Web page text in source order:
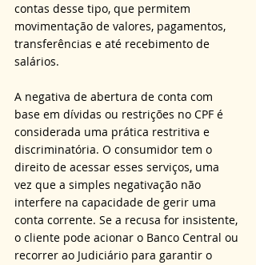
contas desse tipo, que permitem
movimentação de valores, pagamentos,
transferências e até recebimento de
salários.
A negativa de abertura de conta com
base em dívidas ou restrições no CPF é
considerada uma prática restritiva e
discriminatória. O consumidor tem o
direito de acessar esses serviços, uma
vez que a simples negativação não
interfere na capacidade de gerir uma
conta corrente. Se a recusa for insistente,
o cliente pode acionar o Banco Central ou
recorrer ao Judiciário para garantir o